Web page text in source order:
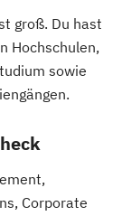
groß. Du hast
Hochschulen,
sowie
Corporate